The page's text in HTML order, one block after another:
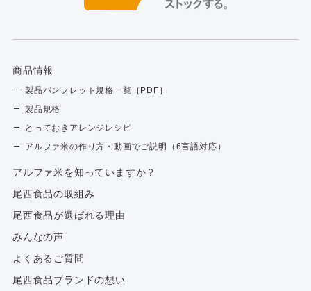
商品情報
製品パンフレット規格一覧［PDF］
製品規格
とっておきアレンジレシピ
アルファ米の作り方・動画でご説明（6言語対応）
アルファ⽶を知っていますか？
尾西食品の取組み
尾西食品が選ばれる理由
みんなの声
よくあるご質問
尾西食品ブランドの想い